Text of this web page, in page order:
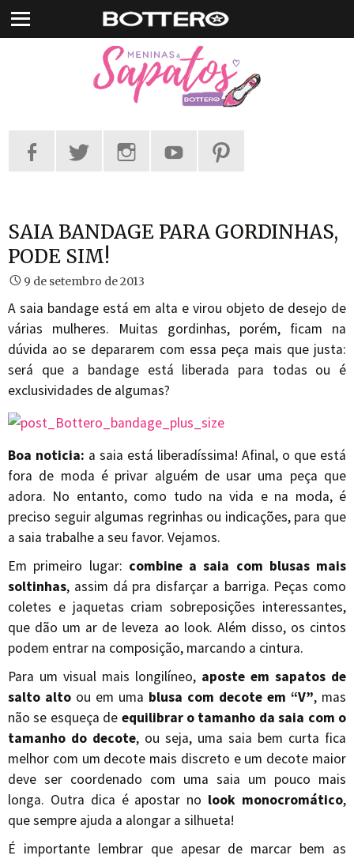
Pular
para
SAIA BANDAGE PARA GORDINHAS,
PODE SIM!
9 de setembro de 2013
A saia bandage está em alta e virou objeto de desejo de
várias mulheres. Muitas gordinhas, porém, ficam na
dúvida ao se depararem com essa peça mais que justa:
será que a bandage está liberada para todas ou é
exclusividades de algumas?
Boa noticia: a saia está liberadíssima! Afinal, o que está
fora de moda é privar alguém de usar uma peça que
adora. No entanto, como tudo na vida e na moda, é
preciso seguir algumas regrinhas ou indicações, para que
a saia trabalhe a seu favor. Vejamos.
Em primeiro lugar: combine a saia com blusas mais
soltinhas, assim dá pra disfarçar a barriga. Peças como
coletes e jaquetas criam sobreposições interessantes,
que dão um ar de leveza ao look. Além disso, os cintos
podem entrar na composição, marcando a cintura.
Para um visual mais longilíneo, aposte em sapatos de
salto alto ou em uma blusa com decote em “V”, mas
não se esqueça de equilibrar o tamanho da saia com o
tamanho do decote, ou seja, uma saia bem curta fica
melhor com um decote mais discreto e um decote maior
deve ser coordenado com uma saia um pouco mais
longa. Outra dica é apostar no look monocromático,
que sempre ajuda a alongar a silhueta!
É importante lembrar que apesar de marcar bem as